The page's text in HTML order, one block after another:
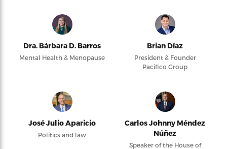
Dra. Bárbara D. Barros
Mental Health & Menopause
Brian Díaz
President & Founder
Pacifico Group
José Julio Aparicio
Politics and law
Carlos Johnny Méndez
Núñez
Speaker of the House of